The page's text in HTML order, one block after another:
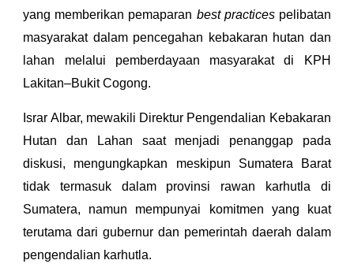
yang memberikan pemaparan best practices pelibatan
masyarakat dalam pencegahan kebakaran hutan dan
lahan melalui pemberdayaan masyarakat di KPH
Lakitan–Bukit Cogong.
Israr Albar, mewakili Direktur Pengendalian Kebakaran
Hutan dan Lahan saat menjadi penanggap pada
diskusi, mengungkapkan meskipun Sumatera Barat
tidak termasuk dalam provinsi rawan karhutla di
Sumatera, namun mempunyai komitmen yang kuat
terutama dari gubernur dan pemerintah daerah dalam
pengendalian karhutla.